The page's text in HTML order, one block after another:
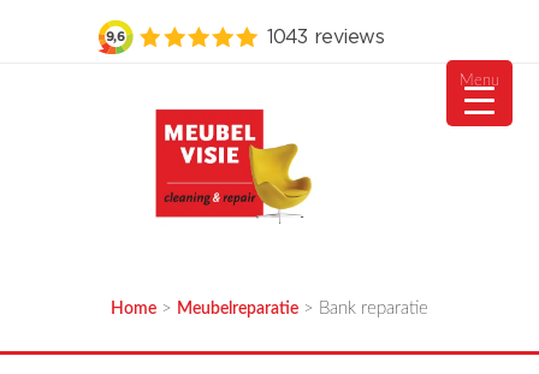
Home > Meubelreparatie > Bank reparatie
Menu